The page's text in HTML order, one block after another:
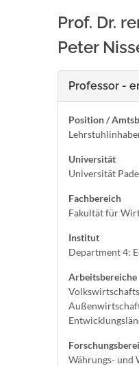
Prof. Dr.
Peter
Professor -
Position /
Universität
Universität
Fachbereich
Fakultät für
Institut
Department 4:
Arbeitsbereiche
Währungs- und